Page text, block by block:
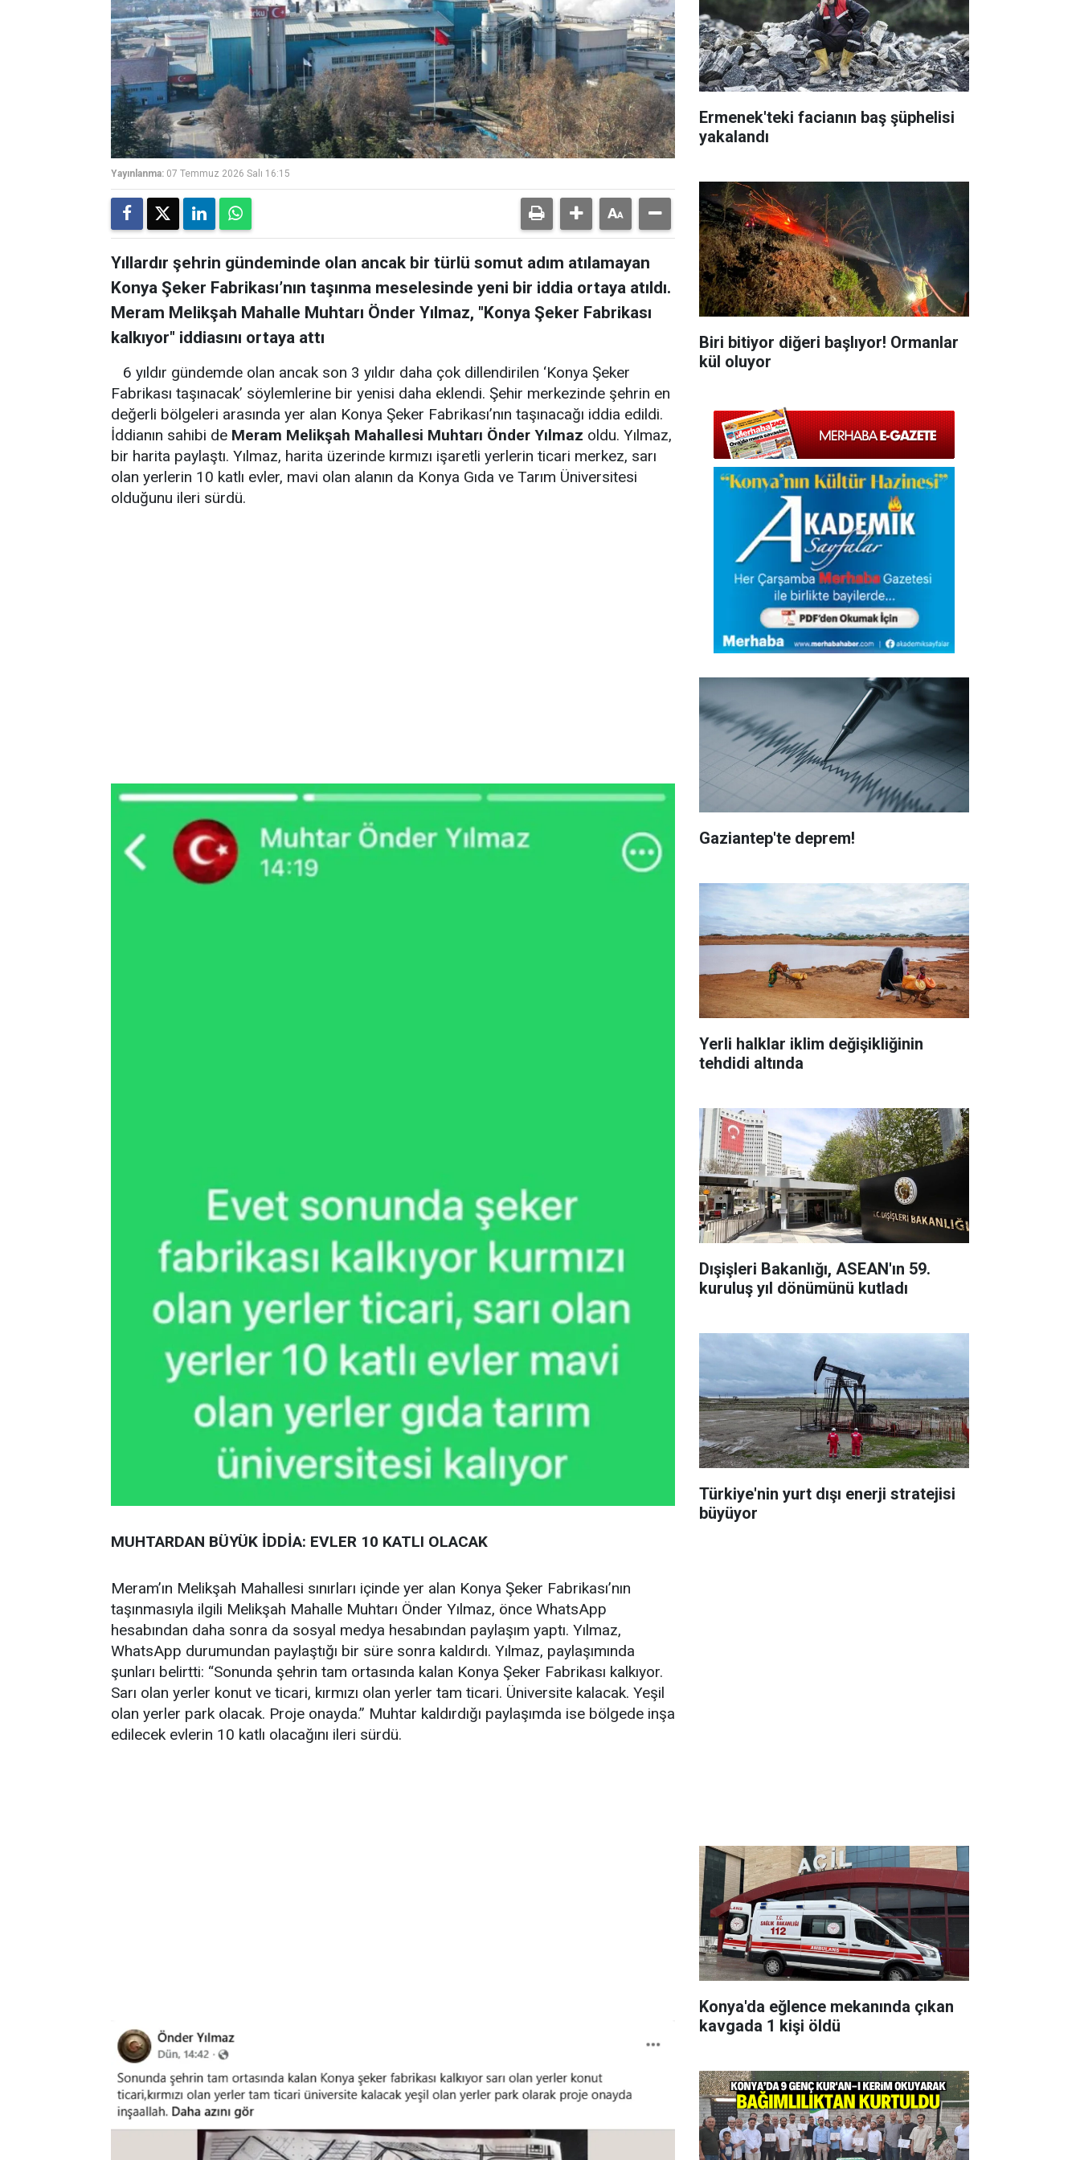
Yayınlanma: 07 Temmuz 2026 Salı 16:15
Yıllardır şehrin gündeminde olan ancak bir türlü somut adım atılamayan
Konya Şeker Fabrikası’nın taşınma meselesinde yeni bir iddia ortaya atıldı.
Meram Melikşah Mahalle Muhtarı Önder Yılmaz, "Konya Şeker Fabrikası
kalkıyor" iddiasını ortaya attı
6 yıldır gündemde olan ancak son 3 yıldır daha çok dillendirilen ‘Konya Şeker
Fabrikası taşınacak’ söylemlerine bir yenisi daha eklendi. Şehir merkezinde şehrin en
değerli bölgeleri arasında yer alan Konya Şeker Fabrikası’nın taşınacağı iddia edildi.
İddianın sahibi de Meram Melikşah Mahallesi Muhtarı Önder Yılmaz oldu. Yılmaz,
bir harita paylaştı. Yılmaz, harita üzerinde kırmızı işaretli yerlerin ticari merkez, sarı
olan yerlerin 10 katlı evler, mavi olan alanın da Konya Gıda ve Tarım Üniversitesi
olduğunu ileri sürdü.
MUHTARDAN BÜYÜK İDDİA: EVLER 10 KATLI OLACAK
Meram’ın Melikşah Mahallesi sınırları içinde yer alan Konya Şeker Fabrikası’nın
taşınmasıyla ilgili Melikşah Mahalle Muhtarı Önder Yılmaz, önce WhatsApp
hesabından daha sonra da sosyal medya hesabından paylaşım yaptı. Yılmaz,
WhatsApp durumundan paylaştığı bir süre sonra kaldırdı. Yılmaz, paylaşımında
şunları belirtti: “Sonunda şehrin tam ortasında kalan Konya Şeker Fabrikası kalkıyor.
Sarı olan yerler konut ve ticari, kırmızı olan yerler tam ticari. Üniversite kalacak. Yeşil
olan yerler park olacak. Proje onayda.” Muhtar kaldırdığı paylaşımda ise bölgede inşa
edilecek evlerin 10 katlı olacağını ileri sürdü.
Ermenek'teki facianın baş şüphelisi
yakalandı
Biri bitiyor diğeri başlıyor! Ormanlar
kül oluyor
Gaziantep'te deprem!
Yerli halklar iklim değişikliğinin
tehdidi altında
Dışişleri Bakanlığı, ASEAN'ın 59.
kuruluş yıl dönümünü kutladı
Türkiye'nin yurt dışı enerji stratejisi
büyüyor
Konya'da eğlence mekanında çıkan
kavgada 1 kişi öldü